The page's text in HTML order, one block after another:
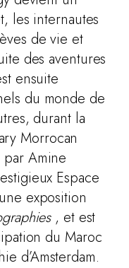
les internautes
de vie et
des aventures
ensuite
du monde de
durant la
Morrocan
par Amine
Espace
exposition
, et est
du Maroc
d’Amsterdam.